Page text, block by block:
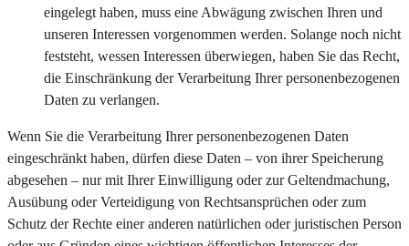
eingelegt haben, muss eine Abwägung zwischen Ihren und
unseren Interessen vorgenommen werden. Solange noch nicht
feststeht, wessen Interessen überwiegen, haben Sie das Recht,
die Einschränkung der Verarbeitung Ihrer personenbezogenen
Daten zu verlangen.
Wenn Sie die Verarbeitung Ihrer personenbezogenen Daten
eingeschränkt haben, dürfen diese Daten – von ihrer Speicherung
abgesehen – nur mit Ihrer Einwilligung oder zur Geltendmachung,
Ausübung oder Verteidigung von Rechtsansprüchen oder zum
Schutz der Rechte einer anderen natürlichen oder juristischen Person